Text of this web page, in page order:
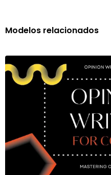
Modelos relacionados